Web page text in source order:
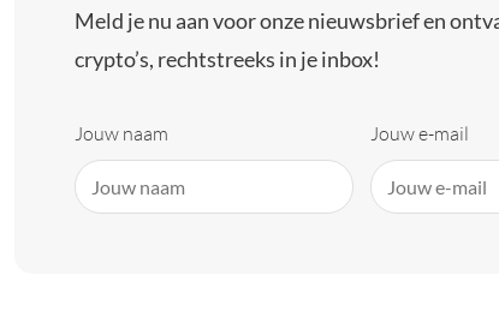
Meld je nu aan voor onze nieuwsbrief en
crypto’s, rechtstreeks in je inbox!
Jouw naam Jouw e-mail